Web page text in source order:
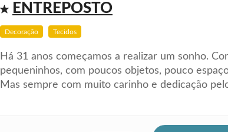
ENTREPOSTO
Decoração Tecidos
Há 31 anos começamos a realizar um sonho.
pequeninhos, com poucos objetos, pouco
Mas sempre com muito carinho e dedicação